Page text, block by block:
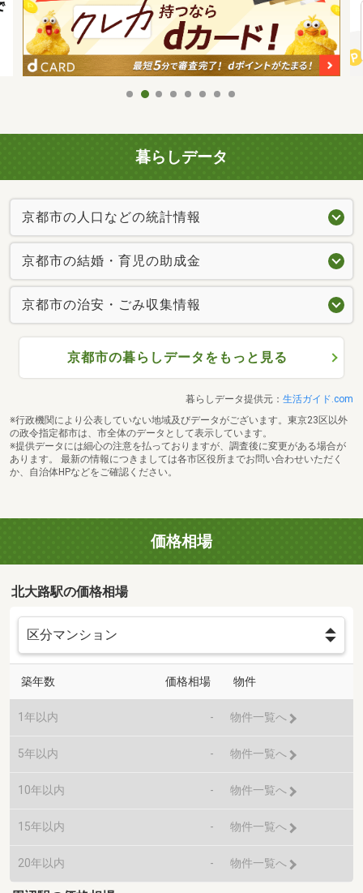
暮らしデータ
京都市の人口などの統計情報
京都市の結婚・育児の助成金
京都市の治安・ごみ収集情報
京都市の暮らしデータをもっと見る
暮らしデータ提供元： 生活ガイド.com
※行政機関により公表していない地域及びデータがございます。東京23区以外
の政令指定都市は、市全体のデータとして表示しています。
※提供データには細心の注意を払っておりますが、調査後に変更がある場合が
あります。 最新の情報につきましては各市区役所までお問い合わせいただく
か、自治体HPなどをご確認ください。
価格相場
北大路駅の価格相場
築年数 価格相場 物件
1年以内 - 物件一覧へ
5年以内 - 物件一覧へ
10年以内 - 物件一覧へ
15年以内 - 物件一覧へ
20年以内 - 物件一覧へ